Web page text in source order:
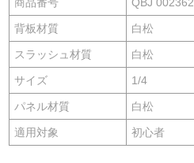
背板材質 白松
スラッシュ材質 白松
サイズ 1/4
パネル材質 白松
適用対象 初心者